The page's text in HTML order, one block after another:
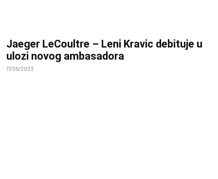
Jaeger LeCoultre – Leni Kravic debituje u
ulozi novog ambasadora
17/05/2023